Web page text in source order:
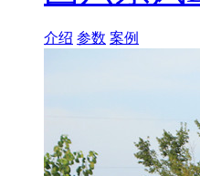
介绍 参数 案例